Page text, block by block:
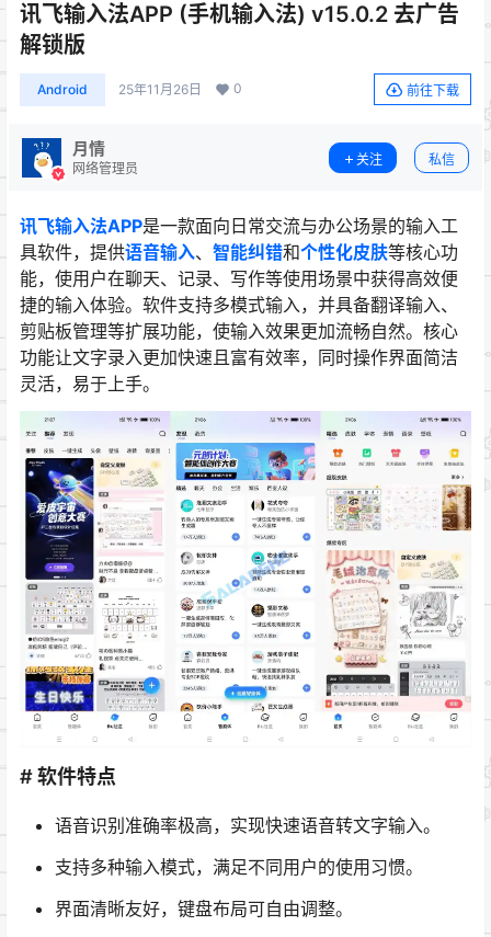
讯飞输入法APP (手机输入法) v15.0.2 去广告
解锁版
Android 25年11月26日 0 前往下载
月情
网络管理员
关注 私信
讯飞输入法APP是一款面向日常交流与办公场景的输入工
具软件，提供语音输入、 智能纠错和个性化皮肤等核心功
能，使用户在聊天、记录、写作等使用场景中获得高效便
捷的输入体验。软件支持多模式输入，并具备翻译输入、
剪贴板管理等扩展功能，使输入效果更加流畅自然。核心
功能让文字录入更加快速且富有效率，同时操作界面简洁
灵活，易于上手。
# 软件特点
语音识别准确率极高，实现快速语音转文字输入。
支持多种输入模式，满足不同用户的使用习惯。
界面清晰友好，键盘布局可自由调整。